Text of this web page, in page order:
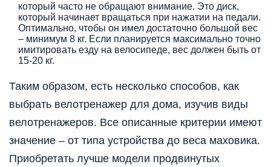
который часто не обращают внимание. Это диск,
который начинает вращаться при нажатии на педали.
Оптимально, чтобы он имел достаточно большой вес
– минимум 8 кг. Если планируется максимально точно
имитировать езду на велосипеде, вес должен быть от
15-20 кг.
Таким образом, есть несколько способов, как
выбрать велотренажер для дома, изучив виды
велотренажеров. Все описанные критерии имеют
значение – от типа устройства до веса маховика.
Приобретать лучше модели продвинутых